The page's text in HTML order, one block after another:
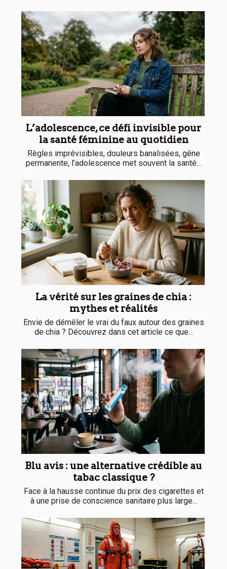
L’adolescence, ce défi invisible pour
la santé féminine au quotidien
Règles imprévisibles, douleurs banalisées, gêne
permanente, l’adolescence met souvent la santé...
La vérité sur les graines de chia :
mythes et réalités
Envie de démêler le vrai du faux autour des graines
de chia ? Découvrez dans cet article ce que...
Blu avis : une alternative crédible au
tabac classique ?
Face à la hausse continue du prix des cigarettes et
à une prise de conscience sanitaire plus large...